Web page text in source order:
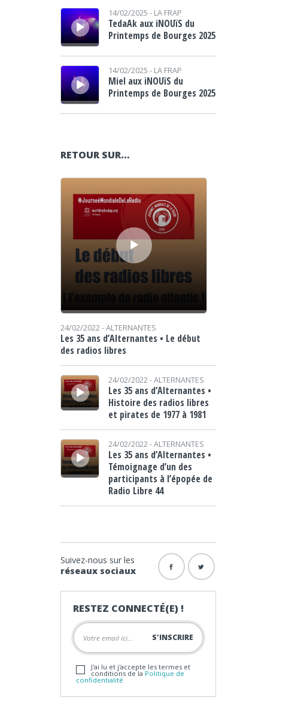
Lecteur audio
14/02/2025 - LA FRAP
TedaAk aux iNOUïS du
Printemps de Bourges 2025
Lecteur audio 14/02/2025 - LA FRAP
Miel aux iNOUïS du
Printemps de Bourges 2025
RETOUR SUR…
Lecteur audio
24/02/2022 -ALTERNANTES
Les 35 ans d’Alternantes • Le début
des radios libres
Lecteur audio
24/02/2022 -ALTERNANTES
Les 35 ans d’Alternantes •
Histoire des radios libres
et pirates de 1977 à 1981
Lecteur audio
24/02/2022 -ALTERNANTES
Les 35 ans d’Alternantes •
Témoignage d’un des
participants à l’épopée de
Radio Libre 44
Suivez-nous sur les
réseaux sociaux
RESTEZ CONNECTÉ(E) !
J'ai lu et j'accepte les termes et
conditions de la Politique de
confidentialité